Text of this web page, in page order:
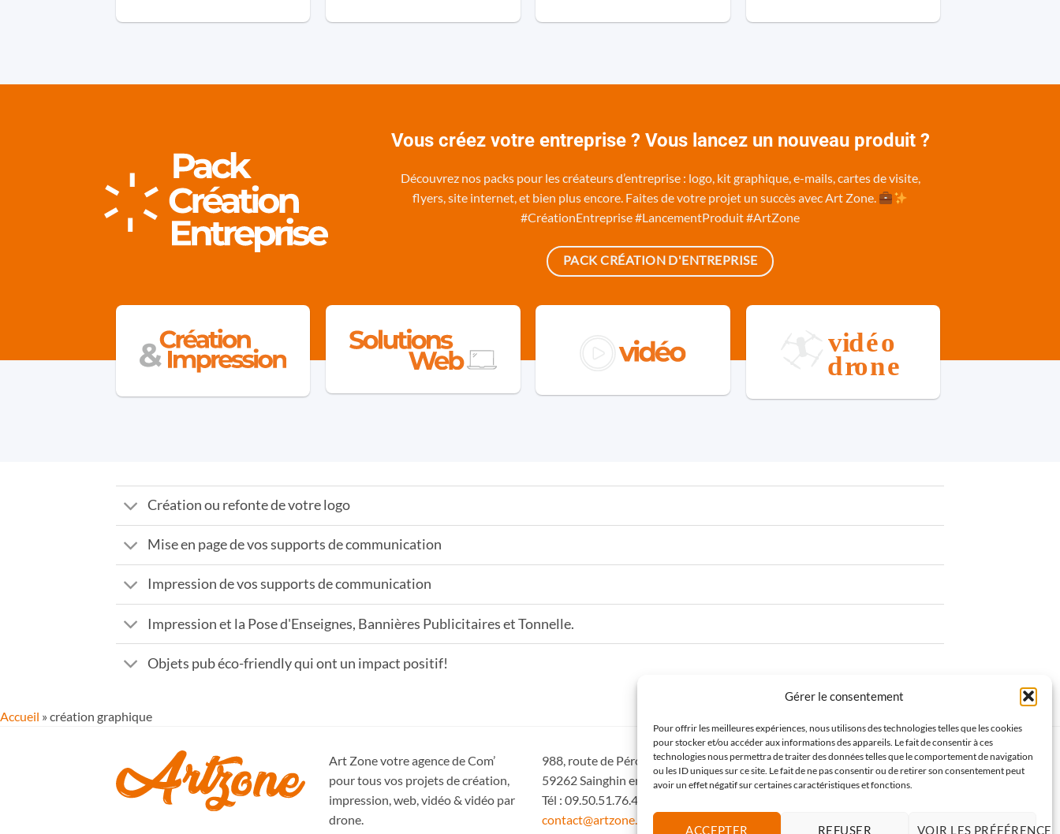
Gérer le consentement
Pour offrir les meilleures expériences, nous utilisons des technologies telles que les cookies
pour stocker et/ou accéder aux informations des appareils. Le fait de consentir à ces
technologies nous permettra de traiter des données telles que le comportement de navigation
ou les ID uniques sur ce site. Le fait de ne pas consentir ou de retirer son consentement peut
avoir un effet négatif sur certaines caractéristiques et fonctions.
ACCEPTER REFUSER VOIR LES PRÉFÉRENCES
Vous créez votre entreprise ? Vous lancez un nouveau produit ?
Découvrez nos packs pour les créateurs d’entreprise : logo, kit graphique, e-mails, cartes de visite,
flyers, site internet, et bien plus encore. Faites de votre projet un succès avec Art Zone.
#CréationEntreprise #LancementProduit #ArtZone
PACK CRÉATION D'ENTREPRISE
Création ou refonte de votre logo
Mise en page de vos supports de communication
Impression de vos supports de communication
Impression et la Pose d'Enseignes, Bannières Publicitaires et Tonnelle.
Objets pub éco-friendly qui ont un impact positif!
Accueil » création graphique
Art Zone votre agence de Com’
pour tous vos projets de création,
impression, web, vidéo & vidéo par
drone.
988, route de Péronne
59262 Sainghin en Mélantois
Tél : 09.50.51.76.47
contact@artzone.fr
Mentions légales